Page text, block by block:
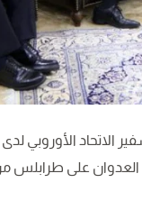
الأوروبي لدى
على طرابلس من